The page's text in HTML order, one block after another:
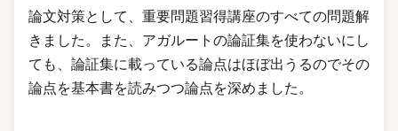
論文対策として、重要問題習得講座のすべての問題解
きました。また、アガルートの論証集を使わないにし
ても、論証集に載っている論点はほぼ出うるのでその
論点を基本書を読みつつ論点を深めました。